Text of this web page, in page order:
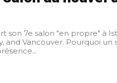
son 7e salon "en propre" à
? Dans les aéroports où aucune